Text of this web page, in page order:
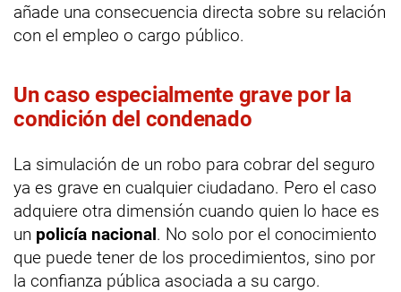
añade una consecuencia directa sobre su relación
con el empleo o cargo público.
Un caso especialmente grave por la
condición del condenado
La simulación de un robo para cobrar del seguro
ya es grave en cualquier ciudadano. Pero el caso
adquiere otra dimensión cuando quien lo hace es
un policía nacional. No solo por el conocimiento
que puede tener de los procedimientos, sino por
la confianza pública asociada a su cargo.